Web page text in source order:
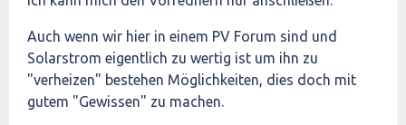
Auch wenn wir hier in einem PV Forum sind und
Solarstrom eigentlich zu wertig ist um ihn zu
"verheizen" bestehen Möglichkeiten, dies doch mit
gutem "Gewissen" zu machen.